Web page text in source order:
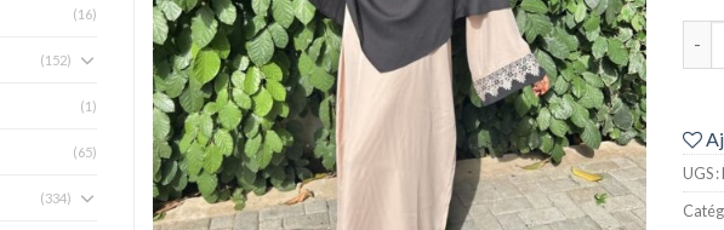
UGS :
(16)
(152)
(1)
(65)
(334)